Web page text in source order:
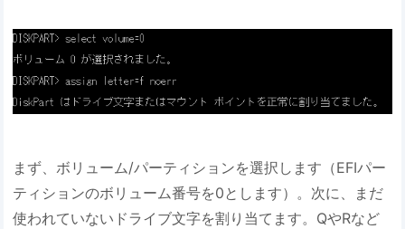
まず、ボリューム/パーティションを選択します（EFIパー
ティションのボリューム番号を0とします）。次に、まだ
使われていないドライブ文字を割り当てます。QやRなど